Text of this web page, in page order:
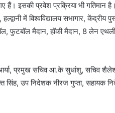
इसकी प्रवेश प्रक्रिया भी गतिमान
हल्द्वानी में विश्वविद्यालय सभागार,
फुटबॉल मैदान, हॉकी मैदान, 8 लेन
प्रमुख सचिव आ.के सुधांशु, सचिव शैलेश
सिंह, उप निदेशक नीरज गुप्ता, सहायक